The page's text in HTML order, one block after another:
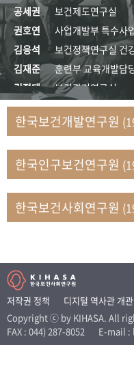
사진 아카이브 문서 기록
50+1주년 기념
성과 50선 숫자로 보는 50
세계와 함께 한 KIHASA
VR 역사관
공세권
보건제도연구실
권호연
사업개발부 특수사
김응석
보건정책연구실 건
김재준
훈련부 교육개발담
김정태
보건관리연구실
김지자
연구부 사회개발담
김태룡
조사평가부 연구과
문현상
가족복지연구실 인
박인화
보건정책연구실
박재빈
연구부 인구역학담
변종화
보건정책연구실 건
송건용
보건정책연구실
송태민
정보통계연구실 빅
신희설
사업개발부 국제협
이규식
의료보험연구실
이문기
훈련부
한국보건개발연구원
한국인구보건연구원
한국보건사회연구원
저작권 정책 디지털 역사관 개
Copyright ⓒ by KIHASA. All
FAX : 044) 287-8052
E-mail :